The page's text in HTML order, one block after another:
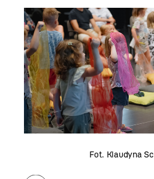
Fot. Klaudyna